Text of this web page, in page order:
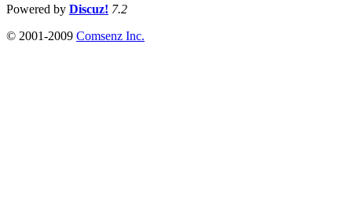
Powered by Discuz! 7.2
© 2001-2009 Comsenz Inc.